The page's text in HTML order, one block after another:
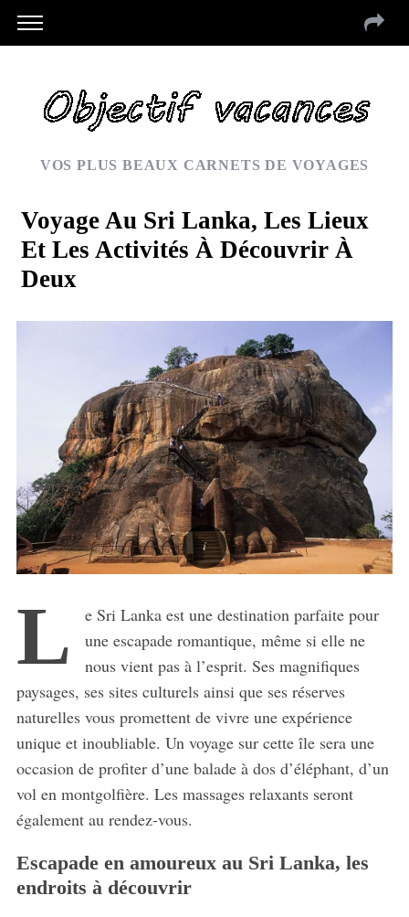
VOS PLUS BEAUX CARNETS DE VOYAGES
Voyage Au Sri Lanka, Les Lieux
Et Les Activités À Découvrir À
Deux
L
e Sri Lanka est une destination parfaite pour
une escapade romantique, même si elle ne
nous vient pas à l’esprit. Ses magnifiques
paysages, ses sites culturels ainsi que ses réserves
naturelles vous promettent de vivre une expérience
unique et inoubliable. Un voyage sur cette île sera une
occasion de profiter d’une balade à dos d’éléphant, d’un
vol en montgolfière. Les massages relaxants seront
également au rendez-vous.
Escapade en amoureux au Sri Lanka, les
endroits à découvrir